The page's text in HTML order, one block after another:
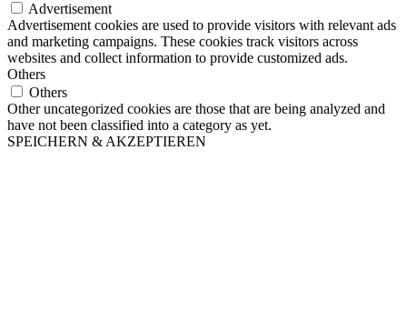
Advertisement
Advertisement cookies are used to provide visitors with relevant ads
and marketing campaigns. These cookies track visitors across
websites and collect information to provide customized ads.
Others
Others
Other uncategorized cookies are those that are being analyzed and
have not been classified into a category as yet.
SPEICHERN & AKZEPTIEREN